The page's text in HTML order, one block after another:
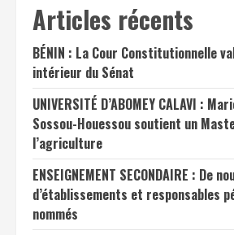
Articles récents
BÉNIN : La Cour Constitutionnelle
intérieur du Sénat
UNIVERSITÉ D’ABOMEY CALAVI :
Sossou-Houessou soutient un
l’agriculture
ENSEIGNEMENT SECONDAIRE : De
d’établissements et responsables
nommés